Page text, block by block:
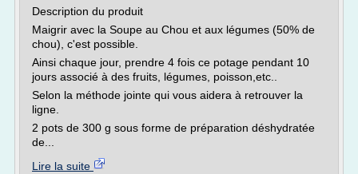
Description du produit
Maigrir avec la Soupe au Chou et aux légumes (50% de
chou), c'est possible.
Ainsi chaque jour, prendre 4 fois ce potage pendant 10
jours associé à des fruits, légumes, poisson,etc..
Selon la méthode jointe qui vous aidera à retrouver la
ligne.
2 pots de 300 g sous forme de préparation déshydratée
de...
Lire la suite